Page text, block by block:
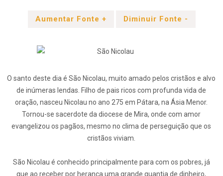
Aumentar Fonte + Diminuir Fonte -
O santo deste dia é São Nicolau, muito amado pelos cristãos e alvo
de inúmeras lendas. Filho de pais ricos com profunda vida de
oração, nasceu Nicolau no ano 275 em Pátara, na Ásia Menor.
Tornou-se sacerdote da diocese de Mira, onde com amor
evangelizou os pagãos, mesmo no clima de perseguição que os
cristãos viviam.
São Nicolau é conhecido principalmente para com os pobres, já
que ao receber por herança uma grande quantia de dinheiro,